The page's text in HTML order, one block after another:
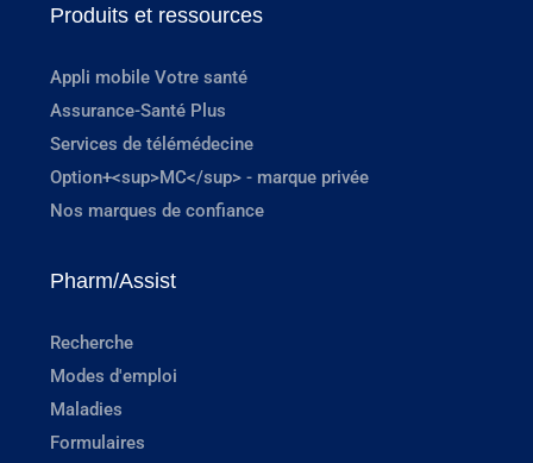
Produits et ressources
Appli mobile Votre santé
Assurance-Santé Plus
Services de télémédecine
Option+<sup>MC</sup> - marque privée
Nos marques de confiance
Pharm/Assist
Recherche
Modes d'emploi
Maladies
Formulaires